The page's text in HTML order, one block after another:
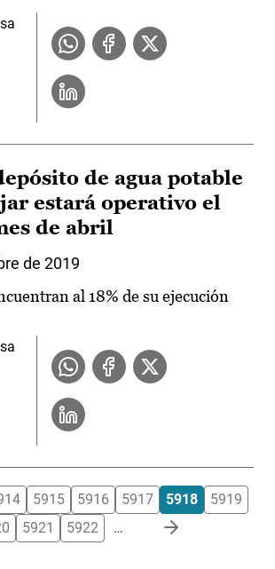
de agua potable
estará operativo el
de abril
de 2019
al 18% de su ejecución
5915 5916 5917 5918
5919
5921 5922 …